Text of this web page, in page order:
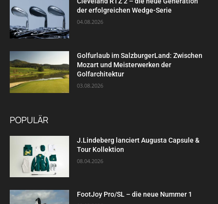
der erfolgreichen Wedge-Serie
04.08.2026
Golfurlaub im SalzburgerLand: Zwischen
Mozart und Meisterwerken der
Golfarchitektur
03.08.2026
POPULÄR
J.Lindeberg lanciert Augusta Capsule &
Tour Kollektion
08.04.2026
FootJoy Pro/SL – die neue Nummer 1